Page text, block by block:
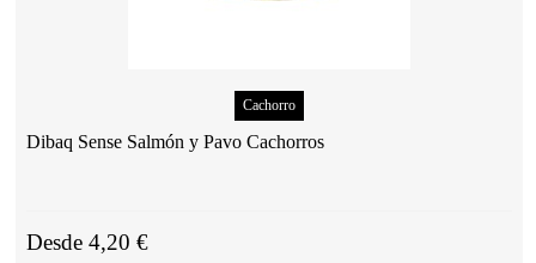
Cachorro
Dibaq Sense Salmón y Pavo Cachorros
Desde 4,20 €